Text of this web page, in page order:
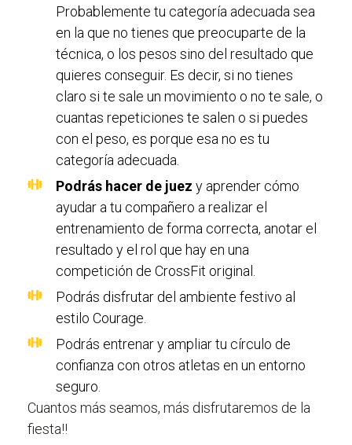
Probablemente tu categoría adecuada sea
en la que no tienes que preocuparte de la
técnica, o los pesos sino del resultado que
quieres conseguir. Es decir, si no tienes
claro si te sale un movimiento o no te sale, o
cuantas repeticiones te salen o si puedes
con el peso, es porque esa no es tu
categoría adecuada.
Podrás hacer de juez y aprender cómo
ayudar a tu compañero a realizar el
entrenamiento de forma correcta, anotar el
resultado y el rol que hay en una
competición de CrossFit original.
Podrás disfrutar del ambiente festivo al
estilo Courage.
Podrás entrenar y ampliar tu círculo de
confianza con otros atletas en un entorno
seguro.
Cuantos más seamos, más disfrutaremos de la
fiesta!!